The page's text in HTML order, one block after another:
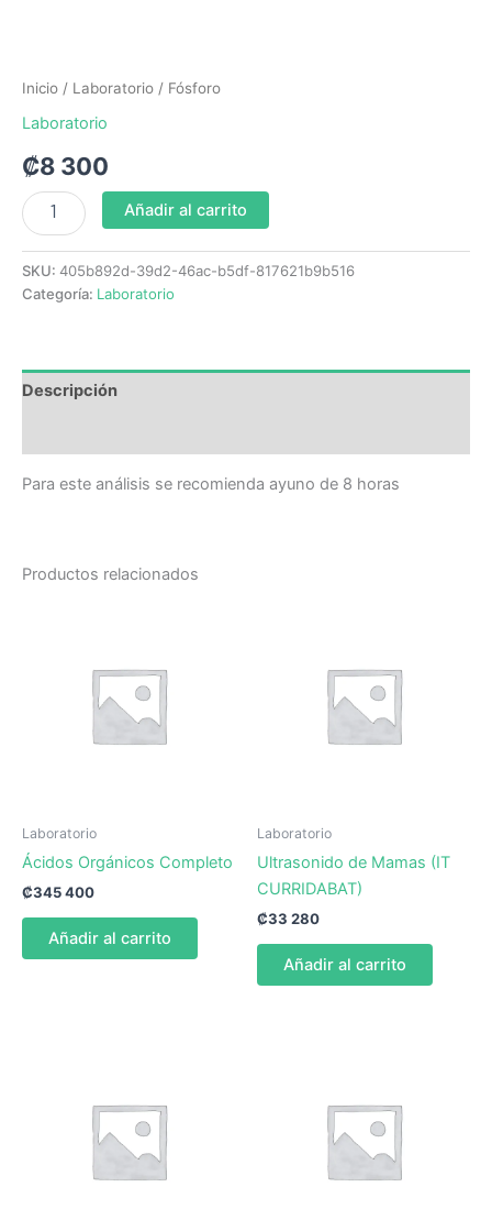
Inicio / Laboratorio / Fósforo
Laboratorio
₡8 300
Añadir al carrito
SKU: 405b892d-39d2-46ac-b5df-817621b9b516
Categoría: Laboratorio
Descripción
Para este análisis se recomienda ayuno de 8 horas
Productos relacionados
Laboratorio
Ácidos Orgánicos Completo
₡345 400
Añadir al carrito
Laboratorio
Ultrasonido de Mamas (IT
CURRIDABAT)
₡33 280
Añadir al carrito